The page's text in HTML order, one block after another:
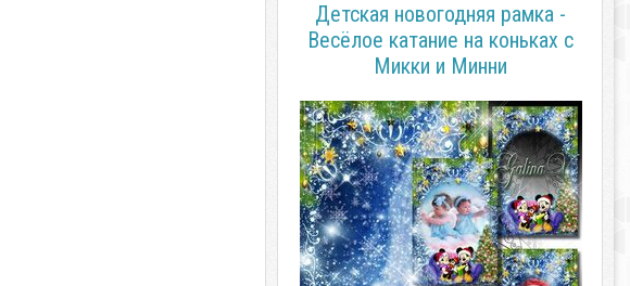
Детская новогодняя рамка -
Весёлое катание на коньках с
Микки и Минни